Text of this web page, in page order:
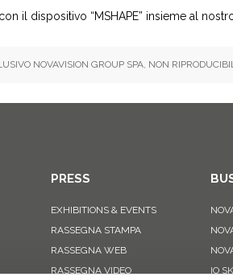
il dispositivo “MSHAPE” insieme al
NOVAVISION GROUP SPA, NON
PRESS
EXHIBITIONS & EVENTS
RASSEGNA STAMPA
RASSEGNA WEB
RASSEGNA VIDEO
IO